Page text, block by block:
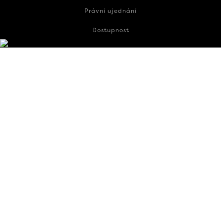
Právní ujednání
Dostupnost